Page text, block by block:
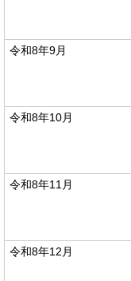
令和8年9月
令和8年10月
令和8年11月
令和8年12月